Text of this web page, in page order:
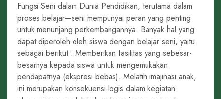
Fungsi Seni dalam Dunia Pendidikan, terutama dalam
proses belajar—seni mempunyai peran yang penting
untuk menunjang perkembangannya. Banyak hal yang
dapat diperoleh oleh siswa dengan belajar seni, yaitu
sebagai berikut : Memberikan fasilitas yang sebesar-
besarnya kepada siswa untuk mengemukakan
pendapatnya (ekspresi bebas). Melatih imajinasi anak,
ini merupakan konsekuensi logis dalam kegiatan